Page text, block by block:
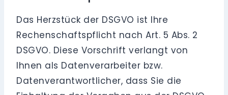
Das Herzstück der DSGVO ist Ihre
Rechenschaftspflicht nach Art. 5 Abs. 2
DSGVO. Diese Vorschrift verlangt von
Ihnen als Datenverarbeiter bzw.
Datenverantwortlicher, dass Sie die